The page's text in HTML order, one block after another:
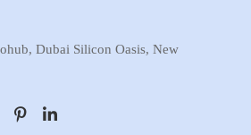
Dubai Silicon Oasis, New